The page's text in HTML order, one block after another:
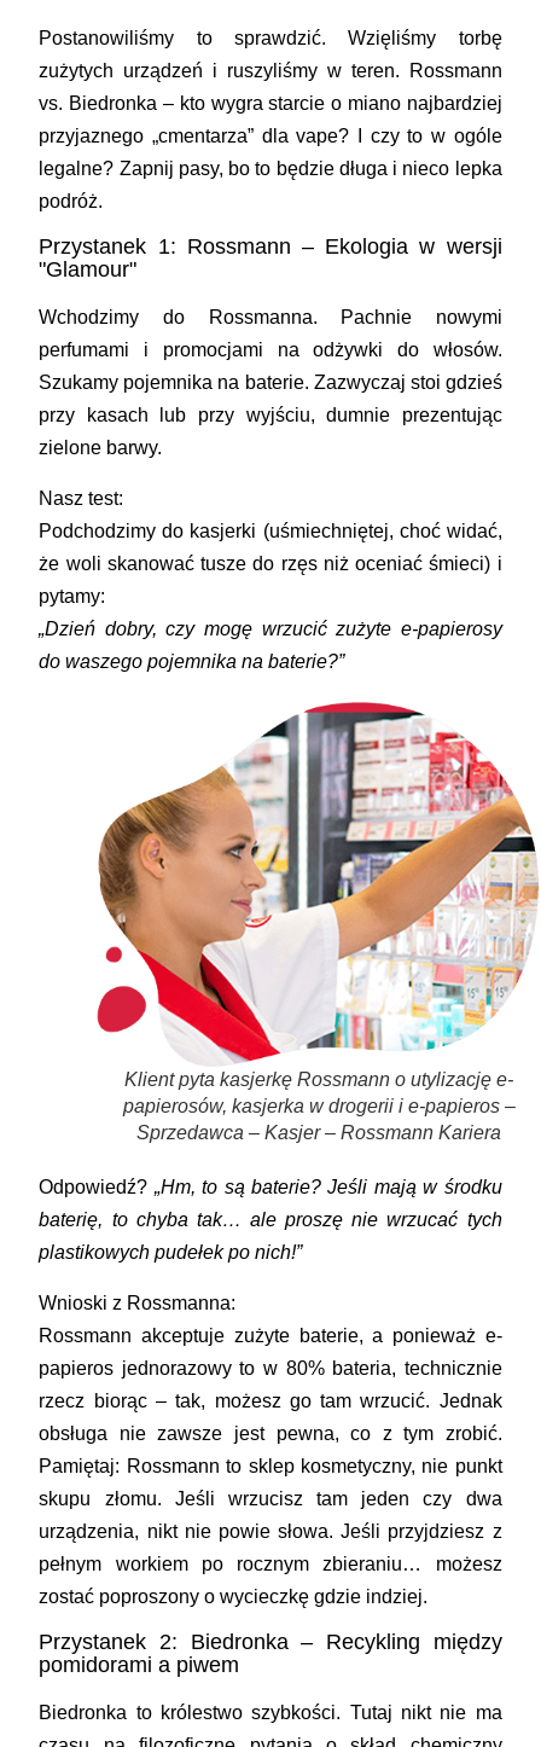
Postanowiliśmy to sprawdzić. Wzięliśmy torbę
zużytych urządzeń i ruszyliśmy w teren. Rossmann
vs. Biedronka – kto wygra starcie o miano najbardziej
przyjaznego „cmentarza” dla vape? I czy to w ogóle
legalne? Zapnij pasy, bo to będzie długa i nieco lepka
podróż.
Przystanek 1: Rossmann – Ekologia w wersji
"Glamour"
Wchodzimy do Rossmanna. Pachnie nowymi
perfumami i promocjami na odżywki do włosów.
Szukamy pojemnika na baterie. Zazwyczaj stoi gdzieś
przy kasach lub przy wyjściu, dumnie prezentując
zielone barwy.
Nasz test:
Podchodzimy do kasjerki (uśmiechniętej, choć widać,
że woli skanować tusze do rzęs niż oceniać śmieci) i
pytamy:
„Dzień dobry, czy mogę wrzucić zużyte e-papierosy
do waszego pojemnika na baterie?”
Klient pyta kasjerkę Rossmann o utylizację e-
papierosów, kasjerka w drogerii i e-papieros –
Sprzedawca – Kasjer – Rossmann Kariera
Odpowiedź? „Hm, to są baterie? Jeśli mają w środku
baterię, to chyba tak… ale proszę nie wrzucać tych
plastikowych pudełek po nich!”
Wnioski z Rossmanna:
Rossmann akceptuje zużyte baterie, a ponieważ e-
papieros jednorazowy to w 80% bateria, technicznie
rzecz biorąc – tak, możesz go tam wrzucić. Jednak
obsługa nie zawsze jest pewna, co z tym zrobić.
Pamiętaj: Rossmann to sklep kosmetyczny, nie punkt
skupu złomu. Jeśli wrzucisz tam jeden czy dwa
urządzenia, nikt nie powie słowa. Jeśli przyjdziesz z
pełnym workiem po rocznym zbieraniu… możesz
zostać poproszony o wycieczkę gdzie indziej.
Przystanek 2: Biedronka – Recykling między
pomidorami a piwem
Biedronka to królestwo szybkości. Tutaj nikt nie ma